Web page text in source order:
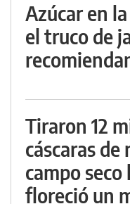
Azúcar en
el truco de
Tiraron 12
cáscaras de
campo seco
floreció un